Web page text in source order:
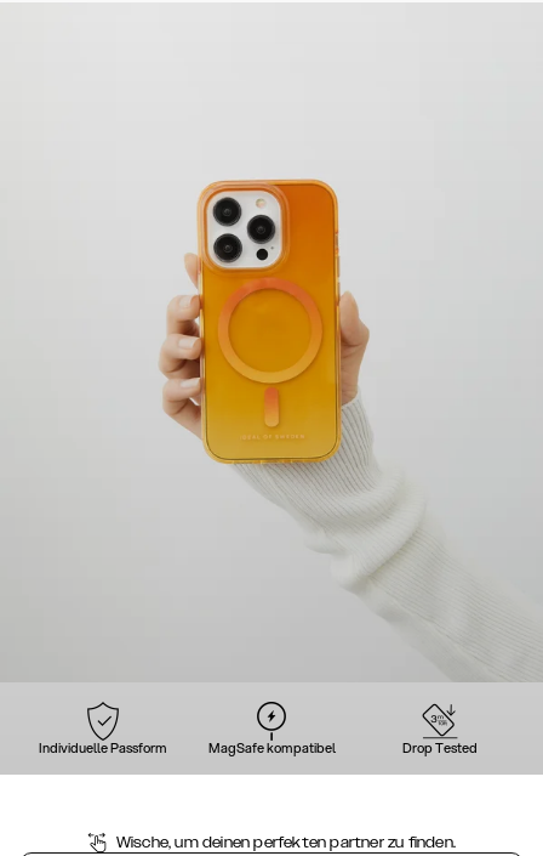
Individuelle Passform MagSafe kompatibel Drop Tested
Wische, um deinen perfekten partner zu finden.